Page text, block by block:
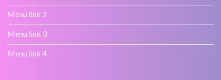
Menu link 2
Menu link 3
Menu link 4